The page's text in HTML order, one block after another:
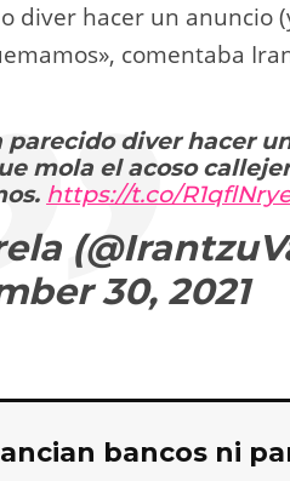
diver hacer un anuncio
comentaba
parecido diver hacer
mola el acoso
https://t.co/
30, 2021
bancos ni